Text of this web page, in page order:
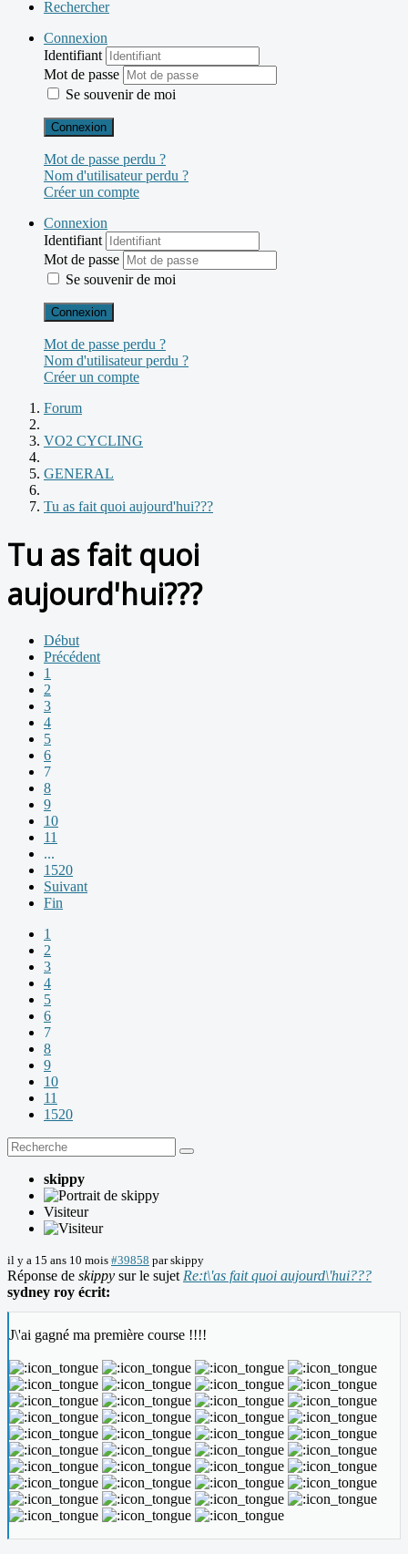
Rechercher
Connexion
Identifiant
Mot de passe
Se souvenir de moi
Connexion
Mot de passe perdu ?
Nom d'utilisateur perdu ?
Créer un compte
Connexion
Identifiant
Mot de passe
Se souvenir de moi
Connexion
Mot de passe perdu ?
Nom d'utilisateur perdu ?
Créer un compte
Forum
VO2 CYCLING
GENERAL
Tu as fait quoi aujourd'hui???
Tu as fait quoi
aujourd'hui???
Début
Précédent
1
2
3
4
5
6
7
8
9
10
11
...
1520
Suivant
Fin
1
2
3
4
5
6
7
8
9
10
11
1520
skippy
Visiteur
il y a 15 ans 10 mois #39858 parskippy
Réponse de skippy sur le sujet Re:t\'as fait quoi aujourd\'hui???
sydney roy écrit:
J\'ai gagné ma première course !!!!